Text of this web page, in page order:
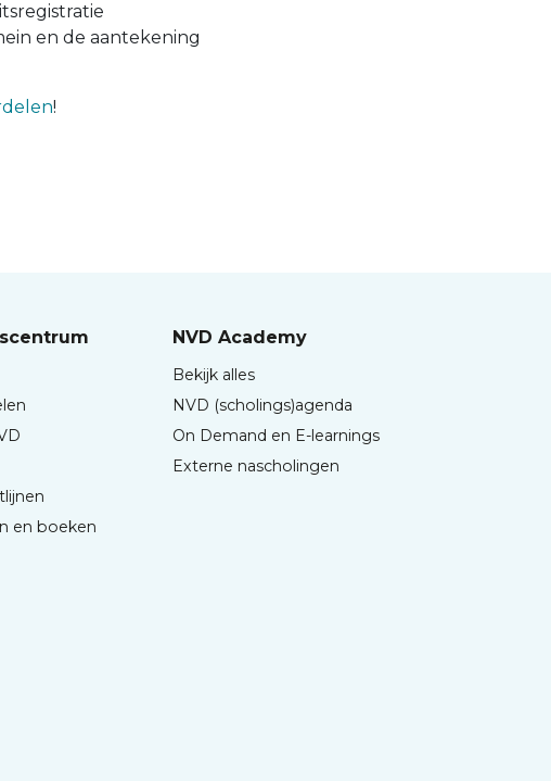
en de aantekening
!
en boeken
NVD Academy
Bekijk alles
NVD (scholings)agenda
On Demand en E-learnings
Externe nascholingen